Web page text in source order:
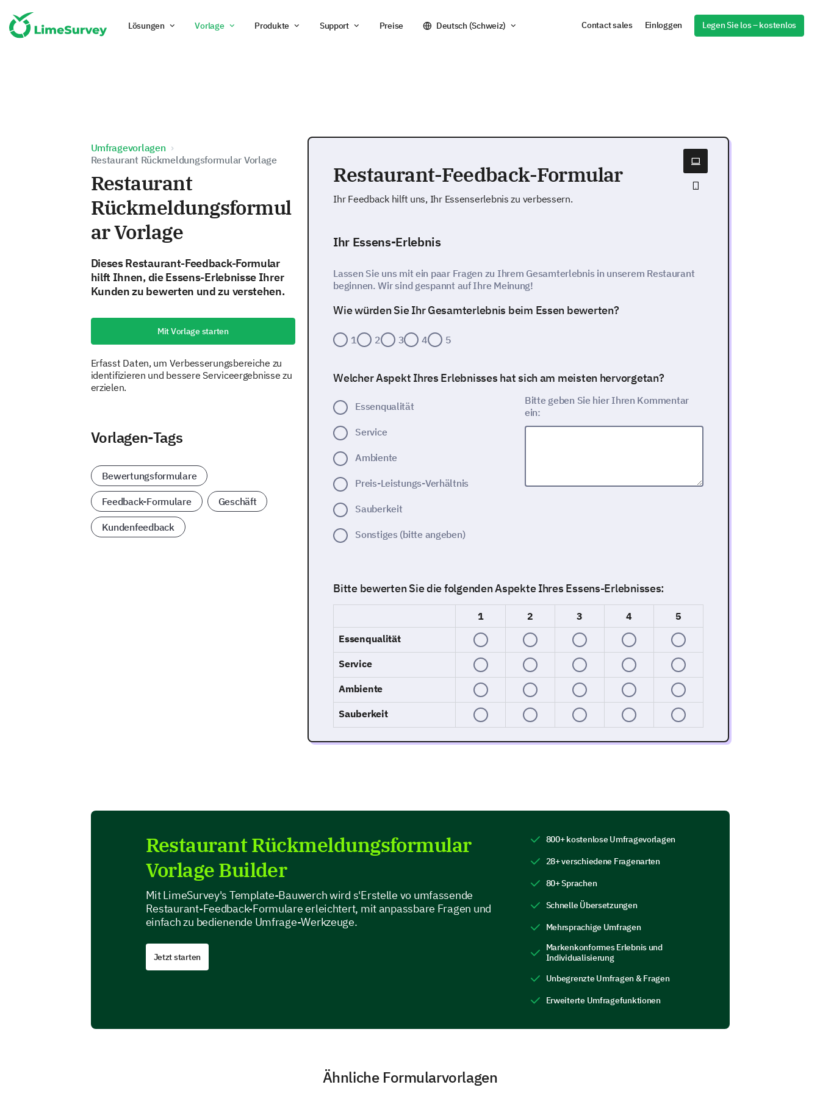
Lösungen Vorlage Produkte Support Preise Deutsch (Schweiz) Contact sales Einloggen Legen Sie los – kostenlos
Umfragevorlagen
Restaurant Rückmeldungsformular Vorlage
Restaurant
Rückmeldungsformul
ar Vorlage
Dieses Restaurant-Feedback-Formular
hilft Ihnen, die Essens-Erlebnisse Ihrer
Kunden zu bewerten und zu verstehen.
Mit Vorlage starten
Erfasst Daten, um Verbesserungsbereiche zu
identifizieren und bessere Serviceergebnisse zu
erzielen.
Vorlagen-Tags
Bewertungsformulare
Feedback-Formulare Geschäft
Kundenfeedback
Restaurant-Feedback-Formular
Ihr Feedback hilft uns, Ihr Essenserlebnis zu verbessern.
Ihr Essens-Erlebnis
Lassen Sie uns mit ein paar Fragen zu Ihrem Gesamterlebnis in unserem Restaurant
beginnen. Wir sind gespannt auf Ihre Meinung!
Wie würden Sie Ihr Gesamterlebnis beim Essen bewerten?
1 2 3 4 5
Welcher Aspekt Ihres Erlebnisses hat sich am meisten hervorgetan?
Essenqualität
Service
Ambiente
Preis-Leistungs-Verhältnis
Sauberkeit
Sonstiges (bitte angeben)
Bitte geben Sie hier Ihren Kommentar
ein:
Bitte bewerten Sie die folgenden Aspekte Ihres Essens-Erlebnisses:
1 2 3 4
5
Essenqualität
Service
Ambiente
Sauberkeit
Als Nächstes möchten wir Ihre Meinung zu unserem Menü sowie zu den Speisen und
Wie würden Sie die Vielfalt unseres Menüs bewerten?
Welche Gerichte haben Sie bestellt und wie zufrieden waren Sie mit jedem?
7
Restaurant Rückmeldungsformular
Vorlage Builder
Mit LimeSurvey's Template-Bauwerch wird s'Erstelle vo umfassende
Restaurant-Feedback-Formulare erleichtert, mit anpassbare Fragen und
einfach zu bedienende Umfrage-Werkzeuge.
Jetzt starten
800+ kostenlose Umfragevorlagen
28+ verschiedene Fragenarten
80+ Sprachen
Schnelle Übersetzungen
Mehrsprachige Umfragen
Markenkonformes Erlebnis und
Individualisierung
Unbegrenzte Umfragen & Fragen
Erweiterte Umfragefunktionen
Ähnliche Formularvorlagen